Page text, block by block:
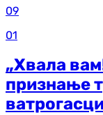
09
01
„Хвала
признање